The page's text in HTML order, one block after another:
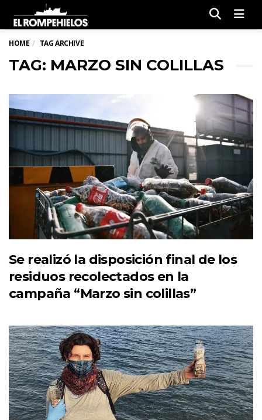
HOME TAG ARCHIVE
TAG: MARZO SIN COLILLAS
Se realizó la disposición final de los
residuos recolectados en la
campaña “Marzo sin colillas”